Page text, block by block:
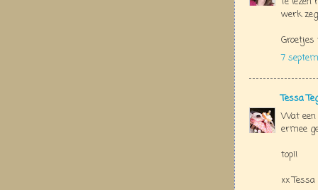
werk
7
Tessa
Wat een
ermee
top!!
xx Tessa